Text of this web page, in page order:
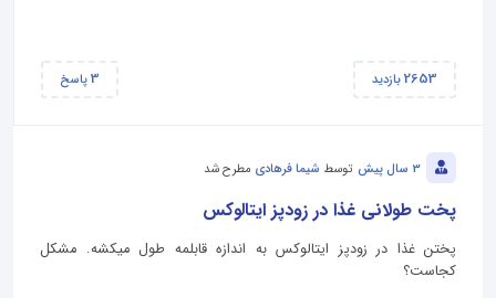
2653بازدید 3پاسخ
3 سال پیش توسط شیما فرهادی مطرح شد
پخت طولانی غذا در زودپز ایتالوکس
پختن غذا در زودپز ایتالوکس به اندازه قابلمه طول میکشه. مشکل
کجاست؟